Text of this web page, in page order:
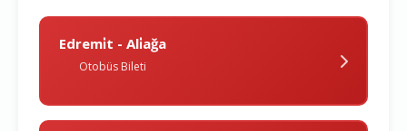
Edremi̇t - Ali̇ağa
Otobüs Bileti